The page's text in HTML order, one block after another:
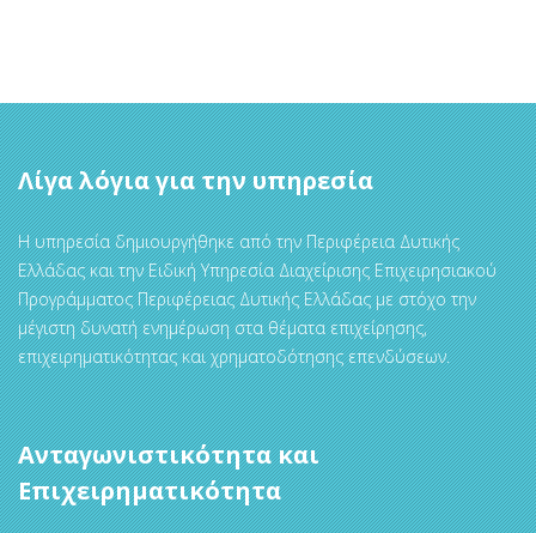
Λίγα λόγια για την υπηρεσία
Η υπηρεσία δημιουργήθηκε από την Περιφέρεια Δυτικής
Ελλάδας και την Ειδική Υπηρεσία Διαχείρισης Επιχειρησιακού
Προγράμματος Περιφέρειας Δυτικής Ελλάδας με στόχο την
μέγιστη δυνατή ενημέρωση στα θέματα επιχείρησης,
επιχειρηματικότητας και χρηματοδότησης επενδύσεων.
Ανταγωνιστικότητα και
Επιχειρηματικότητα